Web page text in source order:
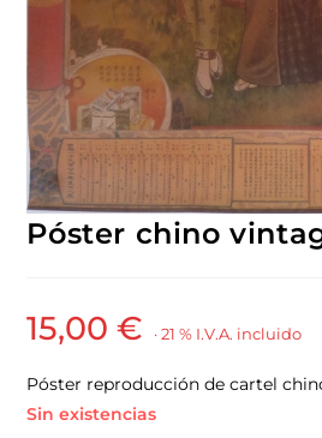
Póster chino
15,00€ · 21 % I.V.A. incluido
Póster reproducción de cartel
Sin existencias